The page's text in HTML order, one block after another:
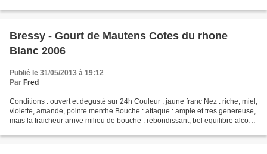
Bressy - Gourt de Mautens Cotes du rhone
Blanc 2006
Publié le 31/05/2013 à 19:12
Par Fred
Conditions : ouvert et degusté sur 24h Couleur : jaune franc Nez : riche, miel,
violette, amande, pointe menthe Bouche : attaque : ample et tres genereuse,
mais la fraicheur arrive milieu de bouche : rebondissant, bel equilibre alcool,